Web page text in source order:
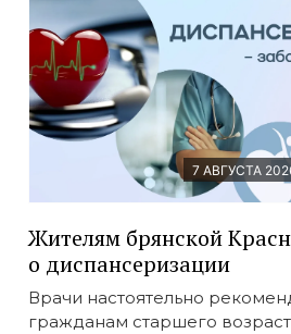
7 АВГУСТА
Жителям брянской
о диспансеризации
Врачи настоятельно
гражданам старшего